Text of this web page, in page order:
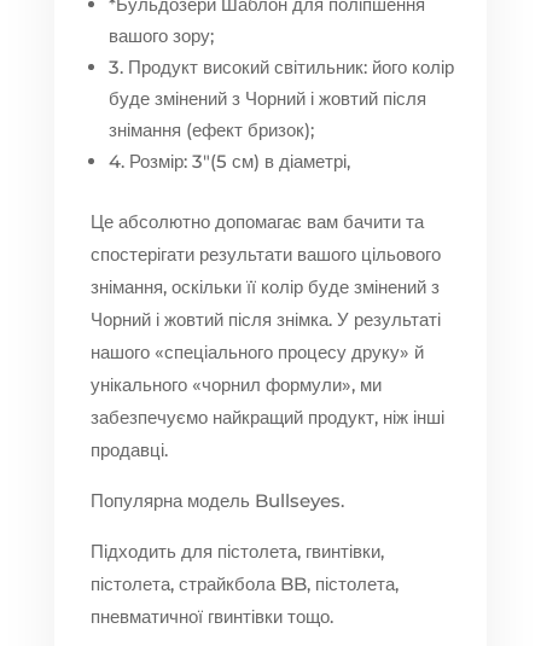
вашого зору;
3. Продукт високий світильник: його колір
буде змінений з Чорний і жовтий після
знімання (ефект бризок);
4. Розмір: 3″(5 см) в діаметрі,
Це абсолютно допомагає вам бачити та
спостерігати результати вашого цільового
знімання, оскільки її колір буде змінений з
Чорний і жовтий після знімка. У результаті
нашого «спеціального процесу друку» й
унікального «чорнил формули», ми
забезпечуємо найкращий продукт, ніж інші
продавці.
Популярна модель Bullseyes.
Підходить для пістолета, гвинтівки,
пістолета, страйкбола BB, пістолета,
пневматичної гвинтівки тощо.